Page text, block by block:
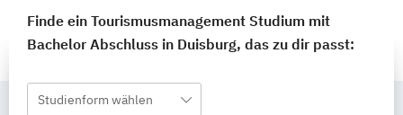
Finde ein Tourismusmanagement Studium mit
Bachelor Abschluss in Duisburg, das zu dir passt:
Studienform wählen